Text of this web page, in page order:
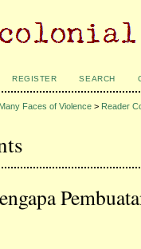
REGISTER SEARCH
Faces of Violence > Reader